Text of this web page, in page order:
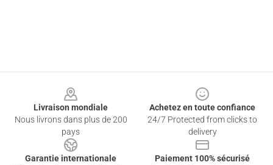
Livraison mondiale
Nous livrons dans plus de 200
pays
Achetez en toute confiance
24/7 Protected from clicks to
delivery
Garantie internationale
Paiement 100% sécurisé